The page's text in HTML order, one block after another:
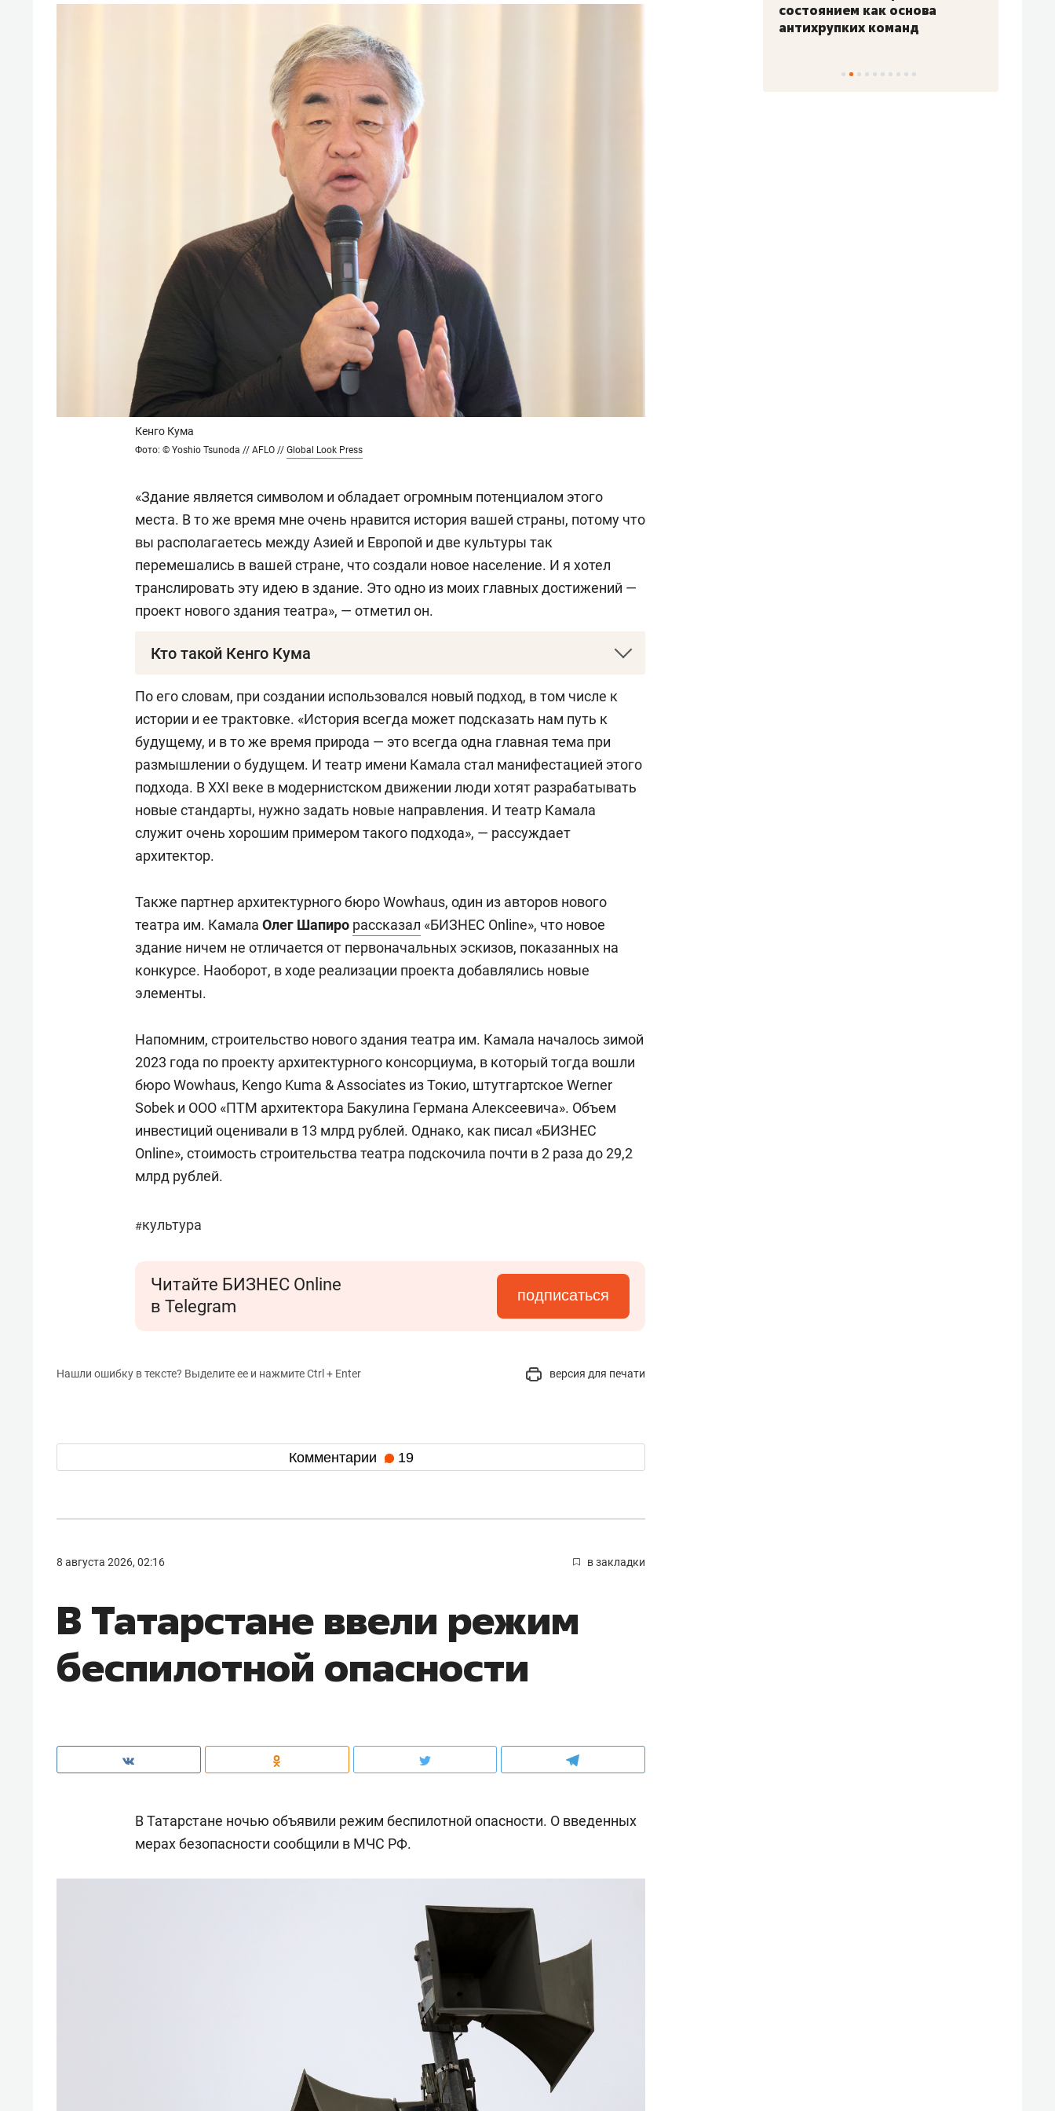
Кенго Кума
Фото: © Yoshio Tsunoda // AFLO // Global Look Press
«Здание является символом и обладает огромным потенциалом этого
места. В то же время мне очень нравится история вашей страны, потому что
вы располагаетесь между Азией и Европой и две культуры так
перемешались в вашей стране, что создали новое население. И я хотел
транслировать эту идею в здание. Это одно из моих главных достижений —
проект нового здания театра», — отметил он.
Кто такой Кенго Кума
работы получили признание за инновационные принципы дизайна и
передовые технологии.
Кума родился в 1954 году в Йокогаме, Япония. В 1979-м он окончил
Токийский университет по специальности «архитектура» и продолжал
работать в японском бюро Ace Architects & Associates до 1987 года, когда
основал свою собственную фирму Kengo Kuma and Associates. С тех пор его
работы были представлены по всему миру, включая Китай, Францию,
По его словам, при создании использовался новый подход, в том числе к
истории и ее трактовке. «История всегда может подсказать нам путь к
будущему, и в то же время природа — это всегда одна главная тема при
размышлении о будущем. И театр имени Камала стал манифестацией этого
подхода. В XXI веке в модернистском движении люди хотят разрабатывать
новые стандарты, нужно задать новые направления. И театр Камала
служит очень хорошим примером такого подхода», — рассуждает
архитектор.
Также партнер архитектурного бюро Wowhaus, один из авторов нового
театра им. Камала Олег Шапиро рассказал «БИЗНЕС Online», что новое
здание ничем не отличается от первоначальных эскизов, показанных на
конкурсе. Наоборот, в ходе реализации проекта добавлялись новые
элементы.
Напомним, строительство нового здания театра им. Камала началось зимой
2023 года по проекту архитектурного консорциума, в который тогда вошли
бюро Wowhaus, Kengo Kuma & Associates из Токио, штутгартское Werner
Sobek и ООО «ПТМ архитектора Бакулина Германа Алексеевича». Объем
инвестиций оценивали в 13 млрд рублей. Однако, как писал «БИЗНЕС
Online», стоимость строительства театра подскочила почти в 2 раза до 29,2
млрд рублей.
#культура
Читайте БИЗНЕС Online
в Telegram
подписаться
Нашли ошибку в тексте? Выделите ее и нажмите Ctrl + Enter версия для печати
Комментарии 19
8 августа 2026, 02:16 в закладки
В Татарстане ввели режим
беспилотной опасности
В Татарстане ночью объявили режим беспилотной опасности. О введенных
мерах безопасности сообщили в МЧС РФ.
«Гонка Героев»